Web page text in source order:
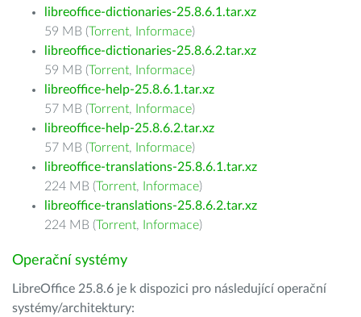
libreoffice-dictionaries-25.8.6.1.tar.xz
59 MB (Torrent, Informace)
libreoffice-dictionaries-25.8.6.2.tar.xz
59 MB (Torrent, Informace)
libreoffice-help-25.8.6.1.tar.xz
57 MB (Torrent, Informace)
libreoffice-help-25.8.6.2.tar.xz
57 MB (Torrent, Informace)
libreoffice-translations-25.8.6.1.tar.xz
224 MB (Torrent, Informace)
libreoffice-translations-25.8.6.2.tar.xz
224 MB (Torrent, Informace)
Operační systémy
LibreOffice 25.8.6 je k dispozici pro následující operační
systémy/architektury: